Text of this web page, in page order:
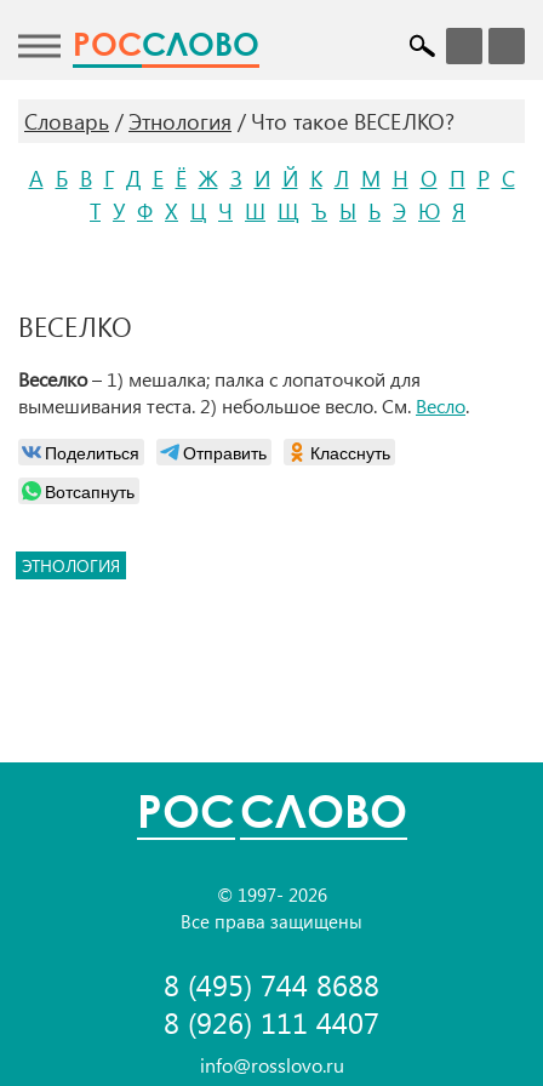
POCСЛОВО
Словарь Этнология
Что такое ВЕСЕЛКО?
А Б В Г Д Е Ё Ж З И Й К Л М Н О П Р С
Т У Ф Х Ц Ч Ш Щ Ъ Ы Ь Э Ю Я
ВЕСЕЛКО
Веселко– 1) мешалка; палка с лопаточкой для
вымешивания теста. 2) небольшое весло. См. Весло.
Поделиться Отправить
Класснуть
Вотсапнуть
ЭТНОЛОГИЯ
POCСЛОВО
© 1997- 2026
Все права защищены
8 (495) 744 8688
8 (926) 111 4407
info@rosslovo.ru